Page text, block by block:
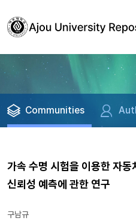
Communities
가속 수명 시험을 이용한 자동
신뢰성 예측에 관한 연구
구남규